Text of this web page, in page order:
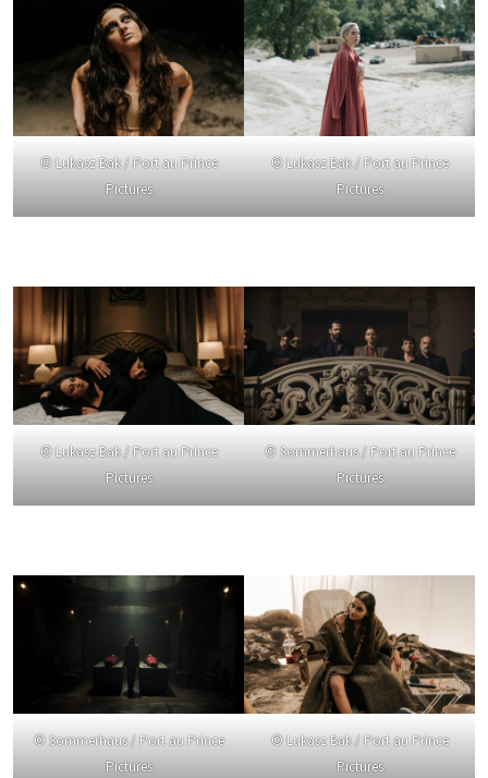
© Lukasz Bak / Port au Prince
Pictures
© Lukasz Bak / Port au Prince
Pictures
© Lukasz Bak / Port au Prince
Pictures
© Sommerhaus / Port au Prince
Pictures
© Sommerhaus / Port au Prince
Pictures
© Lukasz Bak / Port au Prince
Pictures